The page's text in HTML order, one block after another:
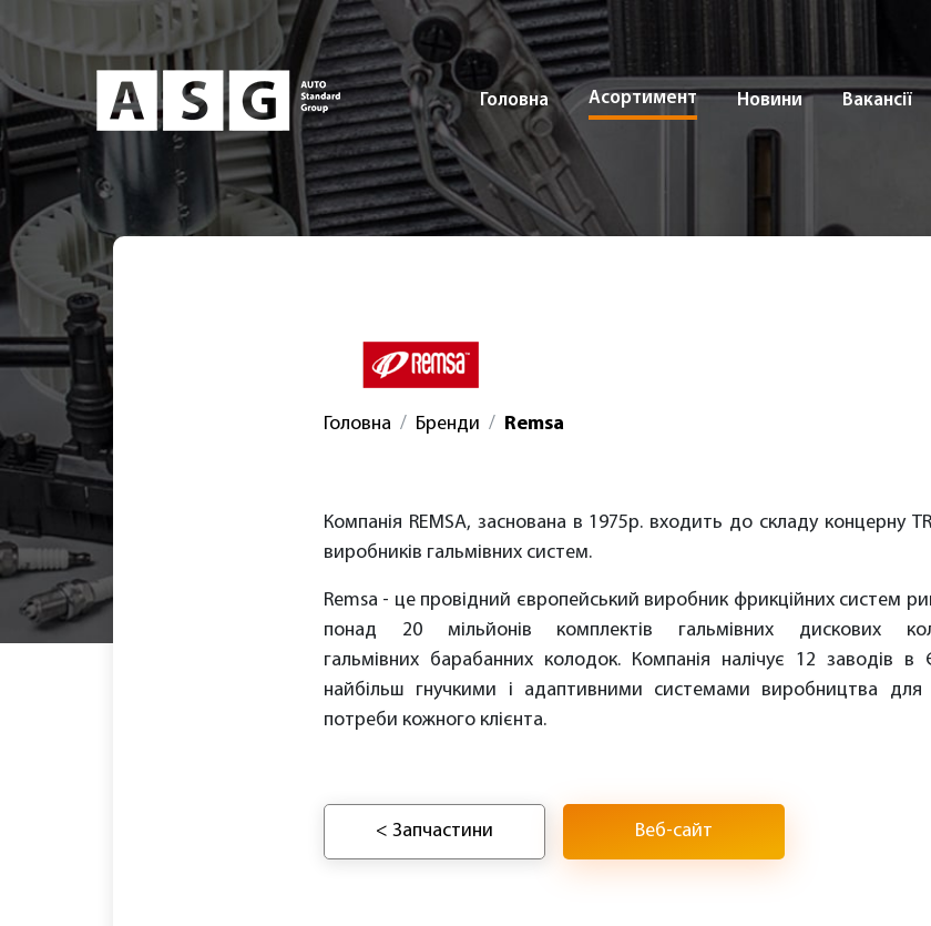
Головна Асортимент Новини Вакансії
Головна Бренди Remsa
Компанія REMSA, заснована в 1975р. входить до складу концерну
виробників гальмівних систем.
Remsa - це провідний європейський виробник фрикційних систем
понад 20 мільйонів комплектів гальмівних дискових
гальмівних барабанних колодок. Компанія налічує 12 заводів в
найбільш гнучкими і адаптивними системами виробництва для
потреби кожного клієнта.
< Запчастини Веб-сайт